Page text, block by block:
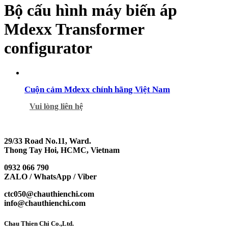
Bộ cấu hình máy biến áp
Mdexx Transformer
configurator
Cuộn cảm Mdexx chính hãng Việt Nam
Vui lòng liên hệ
29/33 Road No.11, Ward.
Thong Tay Hoi, HCMC, Vietnam
0932 066 790
ZALO / WhatsApp / Viber
ctc050@chauthienchi.com
info@chauthienchi.com
Chau Thien Chi Co.,Ltd.